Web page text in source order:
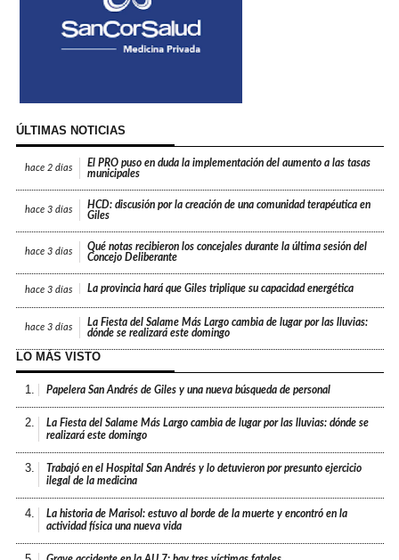
ÚLTIMAS NOTICIAS
hace 2 días
El PRO puso en duda la implementación del aumento a las tasas
municipales
hace 3 días
HCD: discusión por la creación de una comunidad terapéutica en
Giles
hace 3 días
Qué notas recibieron los concejales durante la última sesión del
Concejo Deliberante
hace 3 días La provincia hará que Giles triplique su capacidad energética
hace 3 días
La Fiesta del Salame Más Largo cambia de lugar por las lluvias:
dónde se realizará este domingo
LO MÁS VISTO
1. Papelera San Andrés de Giles y una nueva búsqueda de personal
2.
La Fiesta del Salame Más Largo cambia de lugar por las lluvias: dónde se
realizará este domingo
3.
Trabajó en el Hospital San Andrés y lo detuvieron por presunto ejercicio
ilegal de la medicina
4.
La historia de Marisol: estuvo al borde de la muerte y encontró en la
actividad física una nueva vida